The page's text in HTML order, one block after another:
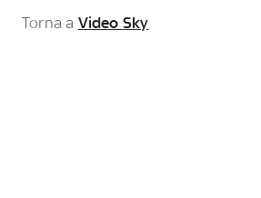
Torna a Video Sky